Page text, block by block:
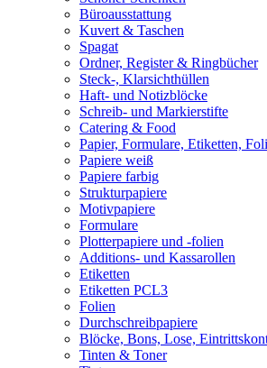
Büroausstattung
Kuvert & Taschen
Spagat
Ordner, Register & Ringbücher
Steck-, Klarsichthüllen
Haft- und Notizblöcke
Schreib- und Markierstifte
Catering & Food
Papier, Formulare, Etiketten,
Papiere weiß
Papiere farbig
Strukturpapiere
Motivpapiere
Formulare
Plotterpapiere und -folien
Additions- und Kassarollen
Etiketten
Etiketten PCL3
Folien
Durchschreibpapiere
Blöcke, Bons, Lose,
Tinten & Toner